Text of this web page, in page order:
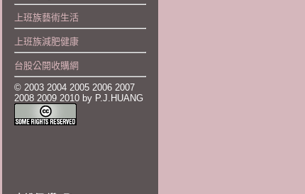
上班族藝術生活
上班族減肥健康
台股公開收購網
© 2003 2004 2005 2006 2007
2008 2009 2010 by P.J.HUANG